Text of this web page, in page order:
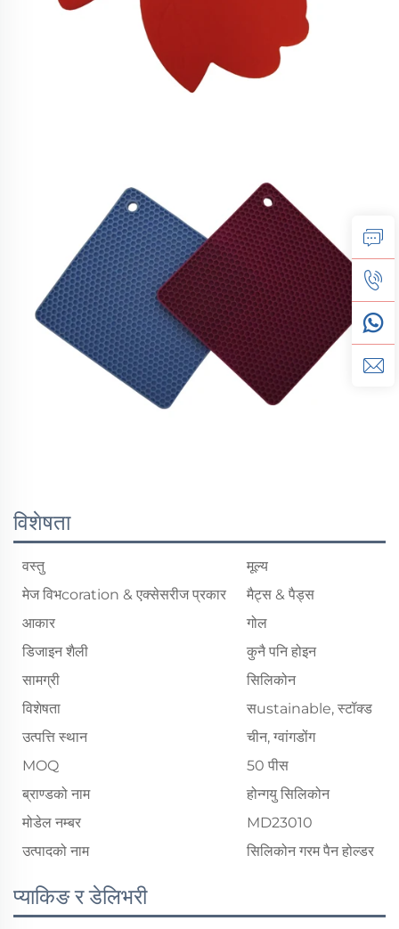
विशेषता
वस्तु
मूल्य
मेज विभcoration & एक्सेसरीज प्रकार
मैट्स & पैड्स
आकार
गोल
डिजाइन शैली
कुनै पनि होइन
सामग्री
सिलिकोन
विशेषता
सustainable, स्टॉक्ड
उत्पत्ति स्थान
चीन, ग्वांगडोंग
MOQ
50 पीस
ब्राण्डको नाम
होन्गयु सिलिकोन
मोडेल नम्बर
MD23010
उत्पादको नाम
सिलिकोन गरम पैन होल्डर
प्याकिङ र डेलिभरी